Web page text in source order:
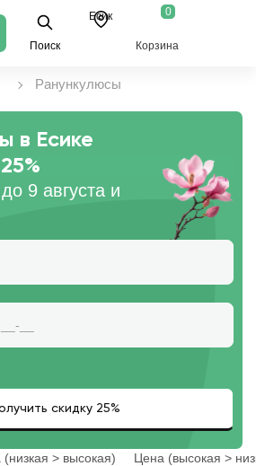
Поиск
Есик 0
Корзина
Ранункулюсы
в Есике
9 августа и
> высокая) Цена (высокая >